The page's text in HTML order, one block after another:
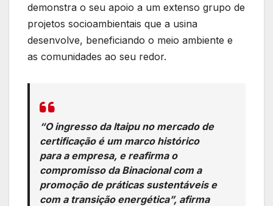
demonstra o seu apoio a um extenso grupo de
projetos socioambientais que a usina
desenvolve, beneficiando o meio ambiente e
as comunidades ao seu redor.
“O ingresso da Itaipu no mercado de
certificação é um marco histórico
para a empresa, e reafirma o
compromisso da Binacional com a
promoção de práticas sustentáveis e
com a transição energética”, afirma